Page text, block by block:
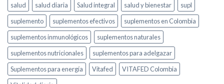
salud
salud diaria Salud integral salud y bienestar
supl
suplemento
suplementos efectivos
suplementos en Colombia
suplementos inmunológicos
suplementos naturales
suplementos nutricionales
suplementos para adelgazar
Suplementos para energía
Vitafed
VITAFED Colombia